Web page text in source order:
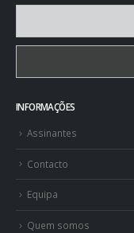
INFORMAÇÕES
Assinantes
Contacto
Equipa
Quem somos